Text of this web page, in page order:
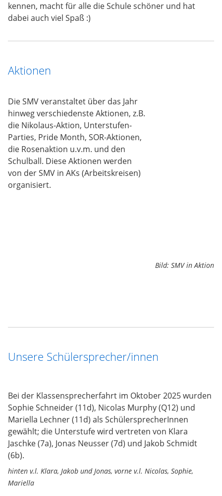
kennen, macht für alle die Schule schöner und hat
dabei auch viel Spaß :)
Aktionen
Bild: SMV in Aktion
Die SMV veranstaltet über das Jahr
hinweg verschiedenste Aktionen, z.B.
die Nikolaus-Aktion, Unterstufen-
Parties, Pride Month, SOR-Aktionen,
die Rosenaktion u.v.m. und den
Schulball. Diese Aktionen werden
von der SMV in AKs (Arbeitskreisen)
organisiert.
Unsere Schülersprecher/innen
Bei der Klassensprecherfahrt im Oktober 2025 wurden
Sophie Schneider (11d), Nicolas Murphy (Q12) und
Mariella Lechner (11d) als SchülersprecherInnen
gewählt; die Unterstufe wird vertreten von Klara
Jaschke (7a), Jonas Neusser (7d) und Jakob Schmidt
(6b).
hinten v.l. Klara, Jakob und Jonas, vorne v.l. Nicolas, Sophie,
Mariella